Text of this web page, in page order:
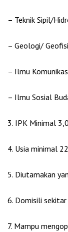
– Teknik Sipil/
– Geologi/
– Ilmu
– Ilmu Sosial
3. IPK Minimal
4. Usia minimal
5. Diutamakan
6. Domisili
7. Mampu